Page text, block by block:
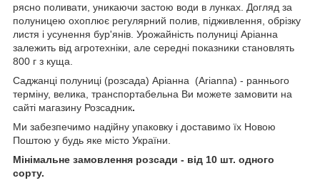
рясно поливати, уникаючи застою води в лунках. Догляд за
полуницею охоплює регулярний полив, підживлення, обрізку
листя і усунення бур'янів. Урожайність полуниці Аріанна
залежить від агротехніки, але середні показники становлять
800 г з куща.
Саджанці полуниці (розсада) Аріанна (Arianna) - раннього
терміну, велика, транспортабельна Ви можете замовити на
сайті магазину Розсадник.
Ми забезпечимо надійну упаковку і доставимо їх Новою
Поштою у будь яке місто України.
Мінімальне замовлення розсади - від 10 шт. одного
сорту.